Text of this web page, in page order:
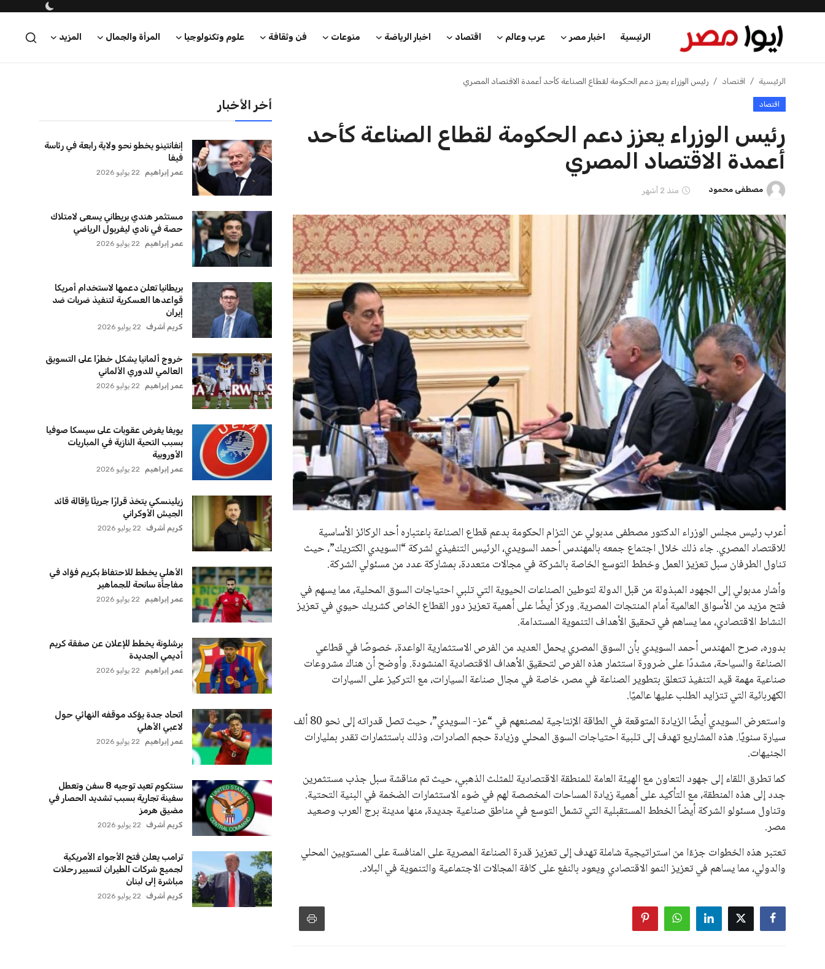
الرئيسية
اخبار مصر
عرب وعالم
اخبار الرياضة
منوعات
فن وثقافة
علوم وتكنولوجيا
المرأة والجمال
محافظات
مصطفى محمود 21 يوليو 2026 مصطفى محمود مصطفى محمود 21 يوليو 2026
ترامب يعلن فتح الأجواء الأمريكية
مباشرة إلى لبنان
الرئيسية اخبار الرياضة إنفانتينو يخطو نحو ولاية رابعة في رئاسة فيفا
اخبار الرياضة
إنفانتينو يخطو نحو ولاية رابعة في رئاسة فيفا
عمر إبراهيم منذ 16 أيام
يبدو أن السويسري جياني إنفانتينو في طريقه للاحتفاظ بمنصبه كرئيس للاتحاد الدولي لكرة القدم “فيفا” لفترة رابعة، بعد أن
حصل على تأييد واسع من أكثر من 200 اتحاد وطني من أصل 211 في الجمعية العمومية. مما يعزز فرصته للفوز في الانتخابات
المقررة عام 2027، ويجعله المرشح الأكثر حظًا حتى الآن.
هذا الدعم الواسع يأتي على الرغم من الانتقادات التي وجهت لإنفانتينو في الآونة الأخيرة. حتى الآن، لم يتقدم أي مرشح منافس
في السباق الانتخابي، ولم تتمكن الأصوات المعارضة من التوصل إلى اسم يوازن موقف إنفانتينو، قبل انتهاء فترة الترشح في
يعتمد إنفانتينو على قاعدة دعم قوية من الاتحادات القارية المختلفة، بما في ذلك الاتحاد الأفريقي والآسيوي، بالإضافة إلى دعم
غالبية اتحادات أمريكا الجنوبية والكونكاكاف. وقد ساهمت مجموعة من القرارات التي اتخذها في زيادة الموارد المالية لهذه
الاتحادات، فضلاً عن رفع عدد الفرق المشاركة في كأس العالم، وإطلاق بطولات دولية جديدة تحت مظلة “فيفا”.
على الجانب الآخر، تتركز المعارضة بشكل ملحوظ داخل القارة الأوروبية، حيث ارتفعت حدة الانتقادات الموجهة إلى إنفانتينو
بسبب التوسع المستمر في البطولات الدولية وأثر ذلك على الجدول الزمني للمسابقات المحلية. وقد دعا رئيس رابطة الدوري
الإسباني، خافيير تيباس، إلى تنحّي إنفانتينو، معتبراً أن سياساته تضر بصناعة كرة القدم وتزيد من ضغوط المباريات.
على الرغم من هذه الانتقادات، تشير التوقعات إلى أن إنفانتينو يمتلك فرصًا كبيرة للفوز بولاية جديدة، خصوصًا في ظل غياب
منافس قوي يتمتع بإجماع داخل الأسرة الكروية الدولية. هذا يعزز من فرص استمراره في قيادة “فيفا” حتى عام 2031.
أخر الأخبار
إنفانتينو يخطو نحو ولاية رابعة في رئاسة
فيفا
مستثمر هندي بريطاني يسعى لامتلاك
حصة في نادي ليفربول الرياضي
عمر إبراهيم 22 يوليو 2026
بريطانيا تعلن دعمها لاستخدام أمريكا
قواعدها العسكرية لتنفيذ ضربات ضد
خروج ألمانيا يشكل خطرًا على التسويق
العالمي للدوري الألماني
عمر إبراهيم 22 يوليو 2026
يويفا يفرض عقوبات على سيسكا صوفيا
بسبب التحية النازية في المباريات
زيلينسكي يتخذ قرارًا جريئًا بإقالة قائد
الجيش الأوكراني
الأهلي يخطط للاحتفاظ بكريم فؤاد في
مفاجأة سانحة للجماهير
برشلونة يخطط للإعلان عن صفقة كريم
أديمي الجديدة
اتحاد جدة يؤكد موقفه النهائي حول
لاعبي الأهلي
عمر إبراهيم 22 يوليو 2026
سنتكوم تعيد توجيه 8 سفن وتعطل
سفينة تجارية بسبب تشديد الحصار في
مضيق هرمز